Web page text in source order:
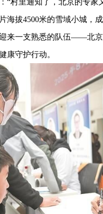
海拔4500米的雪域小城，
一支熟悉的队伍——北京
康守护行动。